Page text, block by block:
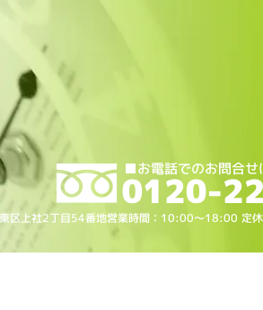
上社2丁目54番地営業時間：10:00～18:00 定